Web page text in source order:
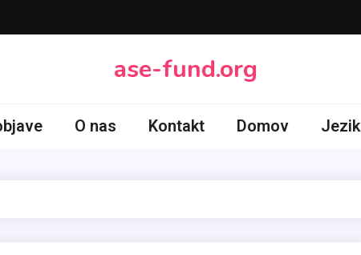
ase-fund.org
O nas Kontakt Domov Jezik